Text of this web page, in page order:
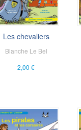
Les chevaliers
Blanche Le Bel
2,00 €